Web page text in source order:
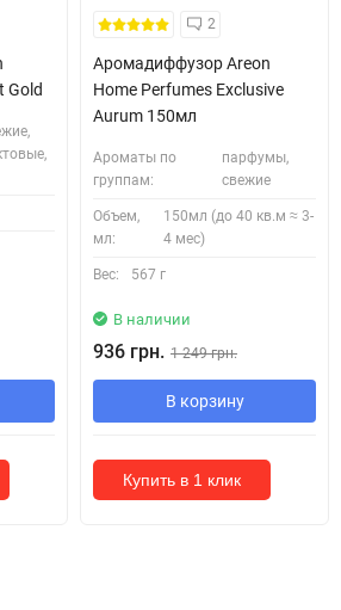
Gold
2
Аромадиффузор Areon
Home Perfumes Exclusive
Aurum 150мл
Ароматы по
группам:
парфумы,
свежие
Объем,
мл:
150мл (до 40 кв.м ≈ 3-
4 мес)
Вес: 567 г
В наличии
936 грн. 1 249 грн.
В корзину
Купить в 1 клик